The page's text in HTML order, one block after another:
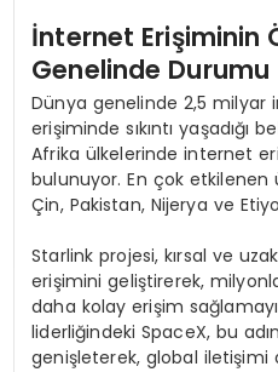
İnternet Erişiminin
Genelinde Durumu
Dünya genelinde 2,5 milyar
erişiminde sıkıntı yaşadığı
Afrika ülkelerinde internet
bulunuyor. En çok etkilenen
Çin, Pakistan, Nijerya ve
Starlink projesi, kırsal ve
erişimini geliştirerek,
daha kolay erişim
liderliğindeki SpaceX, bu
genişleterek, global iletişimi